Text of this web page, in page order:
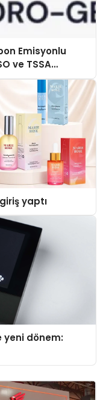
Emisyonlu
ve TSSA
yaptı
yeni dönem: